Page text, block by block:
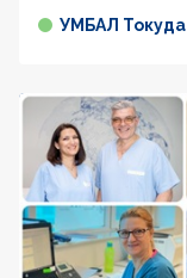
УМБАЛ Токуда